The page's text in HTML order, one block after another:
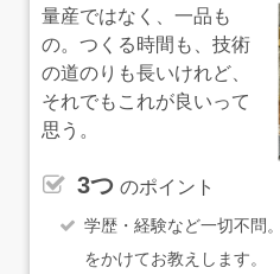
もできます。実際、製造ス
いる社員もいます。機械
場の「困った」を救うヒ
も、1からモノづくりに関
事。当社でぜひ、自分らし
量産ではなく、一品も
の。つくる時間も、技術
の道のりも長いけれど、
それでもこれが良いって
思う。
3つ のポイント
学歴・経験など一切不問
をかけてお教えします。